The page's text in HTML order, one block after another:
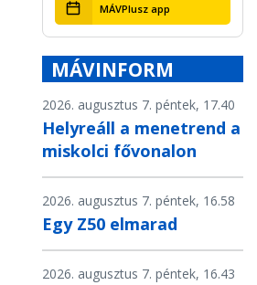
MÁVPlusz app
MÁVINFORM
2026. augusztus 7. péntek, 17.40
Helyreáll a menetrend a
miskolci fővonalon
2026. augusztus 7. péntek, 16.58
Egy Z50 elmarad
2026. augusztus 7. péntek, 16.43